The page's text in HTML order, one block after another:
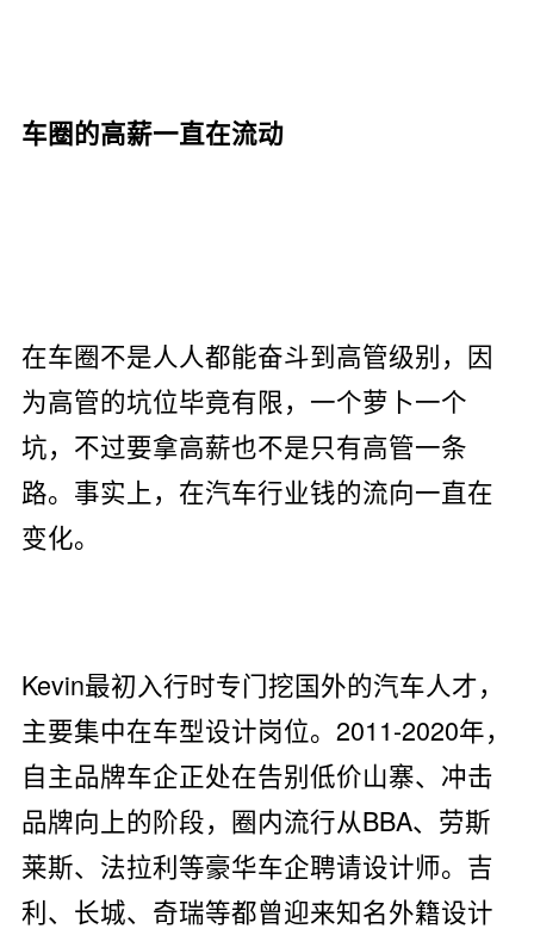
车圈的高薪一直在流动
在车圈不是人人都能奋斗到高管级别，因
为高管的坑位毕竟有限，一个萝卜一个
坑，不过要拿高薪也不是只有高管一条
路。事实上，在汽车行业钱的流向一直在
变化。
Kevin最初入行时专门挖国外的汽车人才，
主要集中在车型设计岗位。2011-2020年，
自主品牌车企正处在告别低价山寨、冲击
品牌向上的阶段，圈内流行从BBA、劳斯
莱斯、法拉利等豪华车企聘请设计师。吉
利、长城、奇瑞等都曾迎来知名外籍设计